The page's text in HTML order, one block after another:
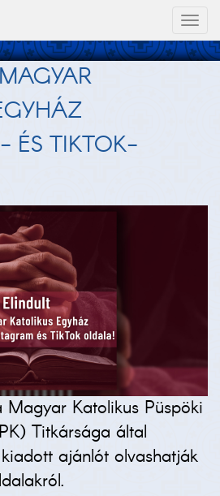
ÉS TIKTOK-
Katolikus Püspöki
Titkársága által
ajánlót olvashatják